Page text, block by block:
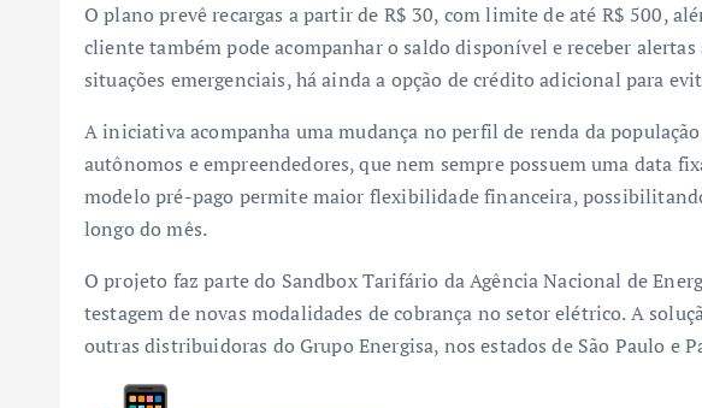
O plano prevê recargas a partir de R$ 30, com limite de até R$ 500,
cliente também pode acompanhar o saldo disponível e receber
situações emergenciais, há ainda a opção de crédito adicional para
A iniciativa acompanha uma mudança no perfil de renda da
autônomos e empreendedores, que nem sempre possuem uma data
modelo pré-pago permite maior flexibilidade financeira,
longo do mês.
O projeto faz parte do Sandbox Tarifário da Agência Nacional de
testagem de novas modalidades de cobrança no setor elétrico. A
outras distribuidoras do Grupo Energisa, nos estados de São Paulo e